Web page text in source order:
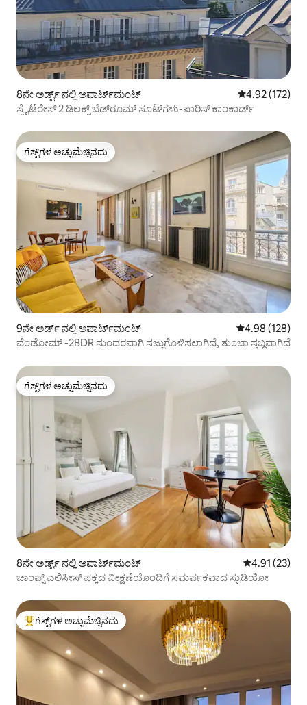
8ನೇ ಅರ್ಡ್ಟ್ ನಲ್ಲಿ ಅಪಾರ್ಟ್‌ಮಂಟ್ 5 ರಲ್ಲಿ 4.92
4.92 (172)
ಸ್ಕೈಟೆರೇಸ್ 2 ಡಿಲಕ್ಸ್ ಬೆಡ್‌ರೂಮ್ ಸೂಟ್‌ಗಳು-ಪಾರಿಸ್ ಕಾಂಕಾರ್ಡ್
ಗೆಸ್ಟ್‌ಗಳ ಅಚ್ಚುಮೆಚ್ಚಿನದು
ಗೆಸ್ಟ್‌ಗಳ ಅಚ್ಚುಮೆಚ್ಚಿನದು
9ನೇ ಅರ್ಡ್ ನಲ್ಲಿ ಅಪಾರ್ಟ್‌ಮಂಟ್ 5 ರಲ್ಲಿ 4.98
4.98 (128)
ವೆಂಡೋಮ್ -2BDR ಸುಂದರವಾಗಿ ಸಜ್ಜುಗೊಳಿಸಲಾಗಿದೆ, ತುಂಬಾ ಸ್ತಬ್ಧವಾಗಿದೆ
ಗೆಸ್ಟ್‌ಗಳ ಅಚ್ಚುಮೆಚ್ಚಿನದು
ಗೆಸ್ಟ್‌ಗಳ ಅಚ್ಚುಮೆಚ್ಚಿನದು
8ನೇ ಅರ್ಡ್ಟ್ ನಲ್ಲಿ ಅಪಾರ್ಟ್‌ಮಂಟ್ 5 ರಲ್ಲಿ 4.91
4.91 (23)
ಚಾಂಪ್ಸ್ ಎಲಿಸೀಸ್ ಪಕ್ಕದ ವೀಕ್ಷಣೆಯೊಂದಿಗೆ ಸಮರ್ಪಕವಾದ ಸ್ಟುಡಿಯೋ
ಗೆಸ್ಟ್‌ಗಳಿಗೆ ಅತಿ ಹೆಚ್ಚು ಅಚ್ಚುಮೆಚ್ಚಿನದು
ಗೆಸ್ಟ್‌ಗಳ ಅಚ್ಚುಮೆಚ್ಚಿನದು